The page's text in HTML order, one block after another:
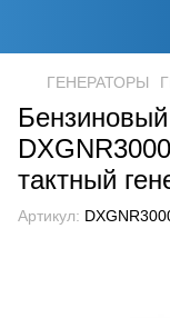
ГЕНЕРАТОРЫ
тактный
Артикул: